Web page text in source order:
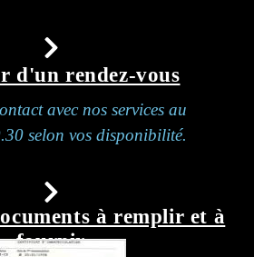
d'un rendez-vous
avec nos services au
selon vos disponibilité.
à remplir et à
fournir